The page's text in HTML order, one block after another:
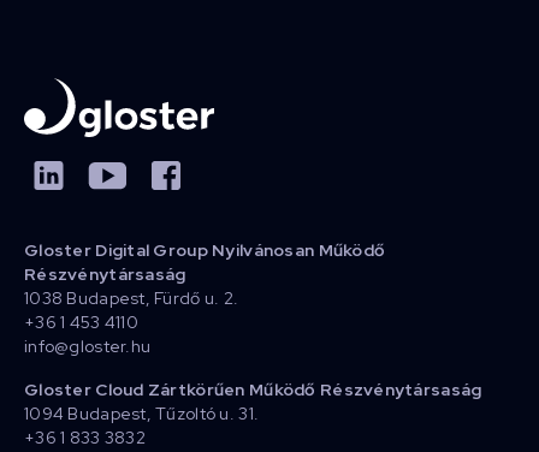
Gloster Digital Group Nyilvánosan Működő
Részvénytársaság
1038 Budapest, Fürdő u. 2.
+36 1 453 4110
info@gloster.hu
Gloster Cloud Zártkörűen Működő Részvénytársaság
1094 Budapest, Tűzoltó u. 31.
+36 1 833 3832